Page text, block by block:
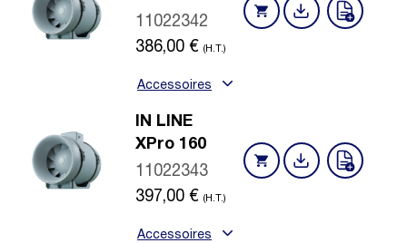
11022342
386,00 € (H.T.)
Accessoires
IN LINE
XPro 160
11022343
397,00 € (H.T.)
Accessoires